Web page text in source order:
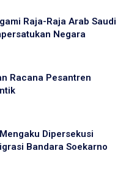
Raja-Raja Arab Saudi
Negara
Racana Pesantren
Dipersekusi
Bandara Soekarno